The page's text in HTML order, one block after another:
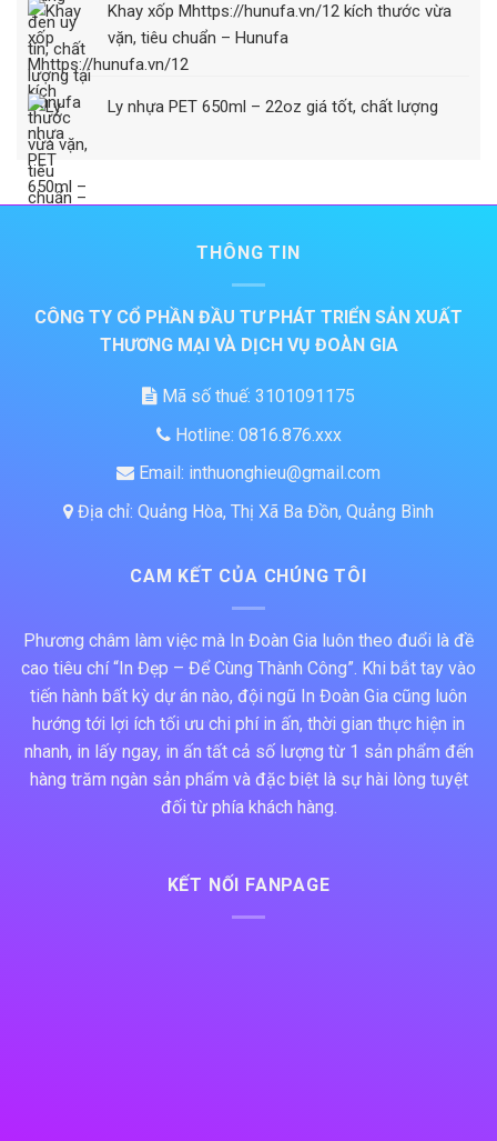
Khay xốp Mhttps://hunufa.vn/12 kích thước vừa
vặn, tiêu chuẩn – Hunufa
Ly nhựa PET 650ml – 22oz giá tốt, chất lượng
THÔNG TIN
CÔNG TY CỔ PHẦN ĐẦU TƯ PHÁT TRIỂN SẢN XUẤT
THƯƠNG MẠI VÀ DỊCH VỤ ĐOÀN GIA
Mã số thuế: 3101091175
Hotline: 0816.876.xxx
Email: inthuonghieu@gmail.com
Địa chỉ: Quảng Hòa, Thị Xã Ba Đồn, Quảng Bình
CAM KẾT CỦA CHÚNG TÔI
Phương châm làm việc mà In Đoàn Gia luôn theo đuổi là đề
cao tiêu chí “In Đẹp – Để Cùng Thành Công”. Khi bắt tay vào
tiến hành bất kỳ dự án nào, đội ngũ In Đoàn Gia cũng luôn
hướng tới lợi ích tối ưu chi phí in ấn, thời gian thực hiện in
nhanh, in lấy ngay, in ấn tất cả số lượng từ 1 sản phẩm đến
hàng trăm ngàn sản phẩm và đặc biệt là sự hài lòng tuyệt
đối từ phía khách hàng.
KẾT NỐI FANPAGE